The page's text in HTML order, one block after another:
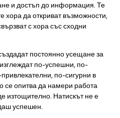
и достъп до информация. Те
хора да откриват възможности,
с хора със сходни
постоянно усещане за
по-успешни, по-
по-сигурни в
се опитва да намери работа
изтощително. Натискът не е
успешен.